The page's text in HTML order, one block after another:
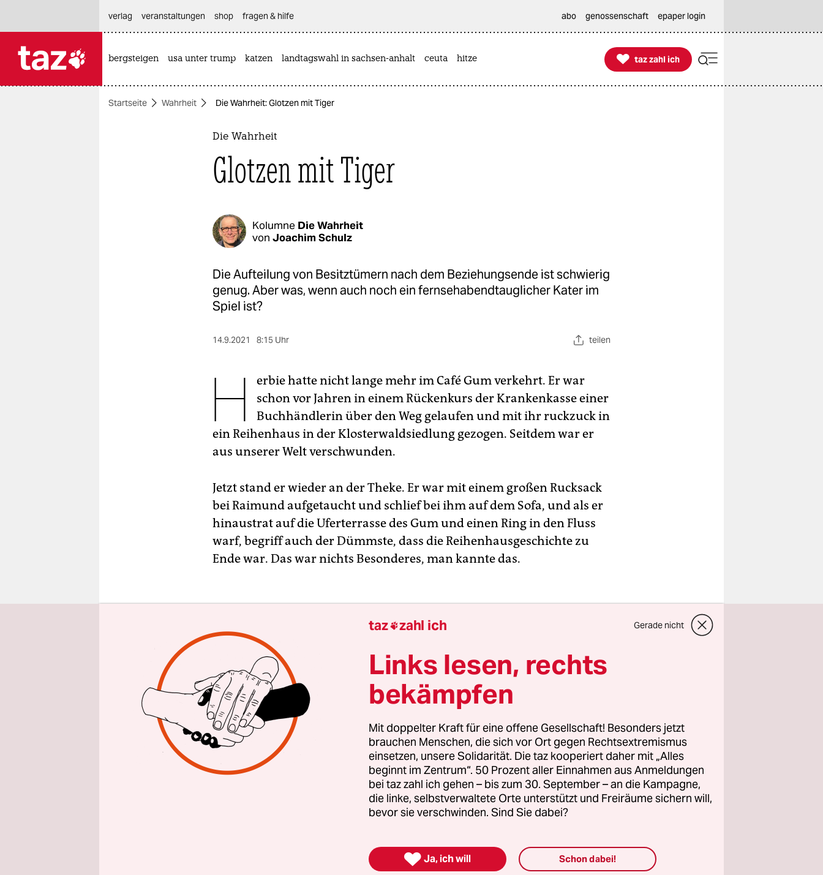
themen
verlag
veranstaltungen shop fragen & hilfe abo genossenschaft epaper login
bergsteigen usa unter trump katzen landtagswahl in sachsen-anhalt ceuta hitze 
taz zahl ich
taz zahl ich
Startseite Wahrheit Die Wahrheit: Glotzen mit Tiger
Die Wahrheit
Glotzen mit Tiger
Kolumne Die Wahrheit
von Joachim Schulz
Die Aufteilung von Besitztümern nach dem Beziehungsende ist schwierig
genug. Aber was, wenn auch noch ein fernsehabendtauglicher Kater im
Spiel ist?
14.9.2021 8:15 Uhr teilen
H
erbie hatte nicht lange mehr im Café Gum verkehrt. Er war
schon vor Jahren in einem Rückenkurs der Krankenkasse einer
Buchhändlerin über den Weg gelaufen und mit ihr ruckzuck in
ein Reihenhaus in der Klosterwaldsiedlung gezogen. Seitdem war er
aus unserer Welt verschwunden.
Jetzt stand er wieder an der Theke. Er war mit einem großen Rucksack
bei Raimund aufgetaucht und schlief bei ihm auf dem Sofa, und als er
hinaustrat auf die Uferterrasse des Gum und einen Ring in den Fluss
warf, begriff auch der Dümmste, dass die Reihenhausgeschichte zu
Ende war. Das war nichts Besonderes, man kannte das.
„Aber die Sache mit dem Kater“, sagte Raimund, „ist eine Schweinerei!“
am Wochenende zu mir holen, sobald ich wieder eine eigene Wohnung
hab“, sagte er. Die Buchhändlerin aber war knallhart. Der Kater
taz zahl ich Gerade nicht
Links lesen, rechts
bekämpfen
Mit doppelter Kraft für eine offene Gesellschaft! Besonders jetzt
brauchen Menschen, die sich vor Ort gegen Rechtsextremismus
einsetzen, unsere Solidarität. Die taz kooperiert daher mit „Alles
beginnt im Zentrum“. 50 Prozent aller Einnahmen aus Anmeldungen
bei taz zahl ich gehen – bis zum 30. September – an die Kampagne,
die linke, selbstverwaltete Orte unterstützt und Freiräume sichern will,
bevor sie verschwinden. Sind Sie dabei?
 Ja, ich will Schon dabei!